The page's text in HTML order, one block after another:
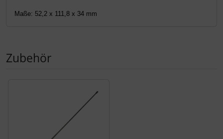
Maße: 52,2 x 111,8 x 34 mm
Zubehör